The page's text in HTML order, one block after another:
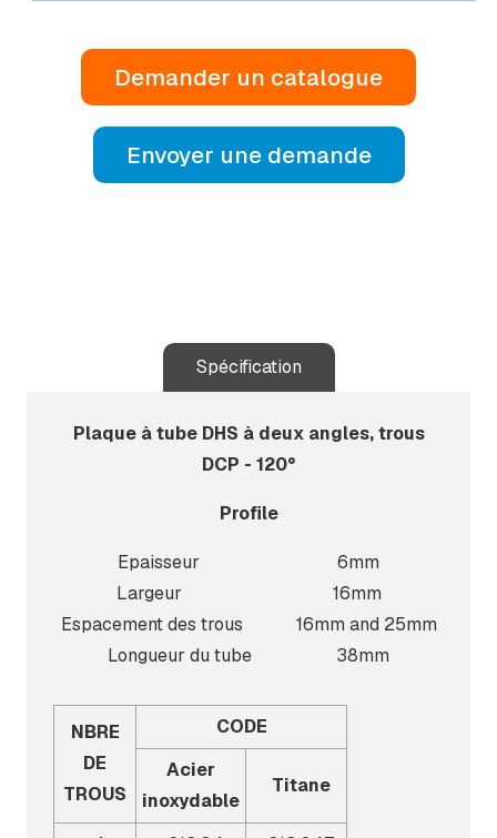
Demander un catalogue
Envoyer une demande
Spécification
Plaque à tube DHS à deux angles, trous
DCP - 120°
Profile
Epaisseur 6mm
Largeur 16mm
Espacement des trous 16mm and 25mm
Longueur du tube 38mm
NBRE
DE
TROUS
CODE
Acier
inoxydable
Titane